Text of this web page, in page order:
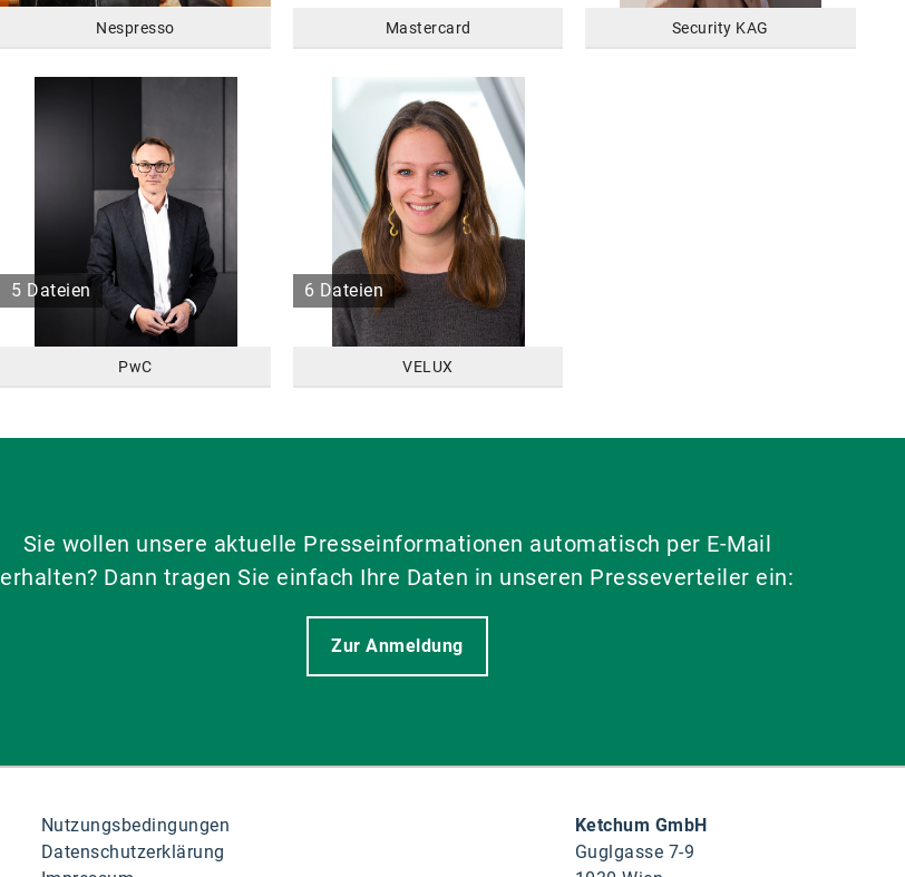
Nespresso Mastercard Security KAG
5 Dateien
PwC
6 Dateien
VELUX
Sie wollen unsere aktuelle Presseinformationen automatisch per E-Mail
erhalten? Dann tragen Sie einfach Ihre Daten in unseren Presseverteiler ein:
Zur Anmeldung
Nutzungsbedingungen
Datenschutzerklärung
Ketchum GmbH
Guglgasse 7-9